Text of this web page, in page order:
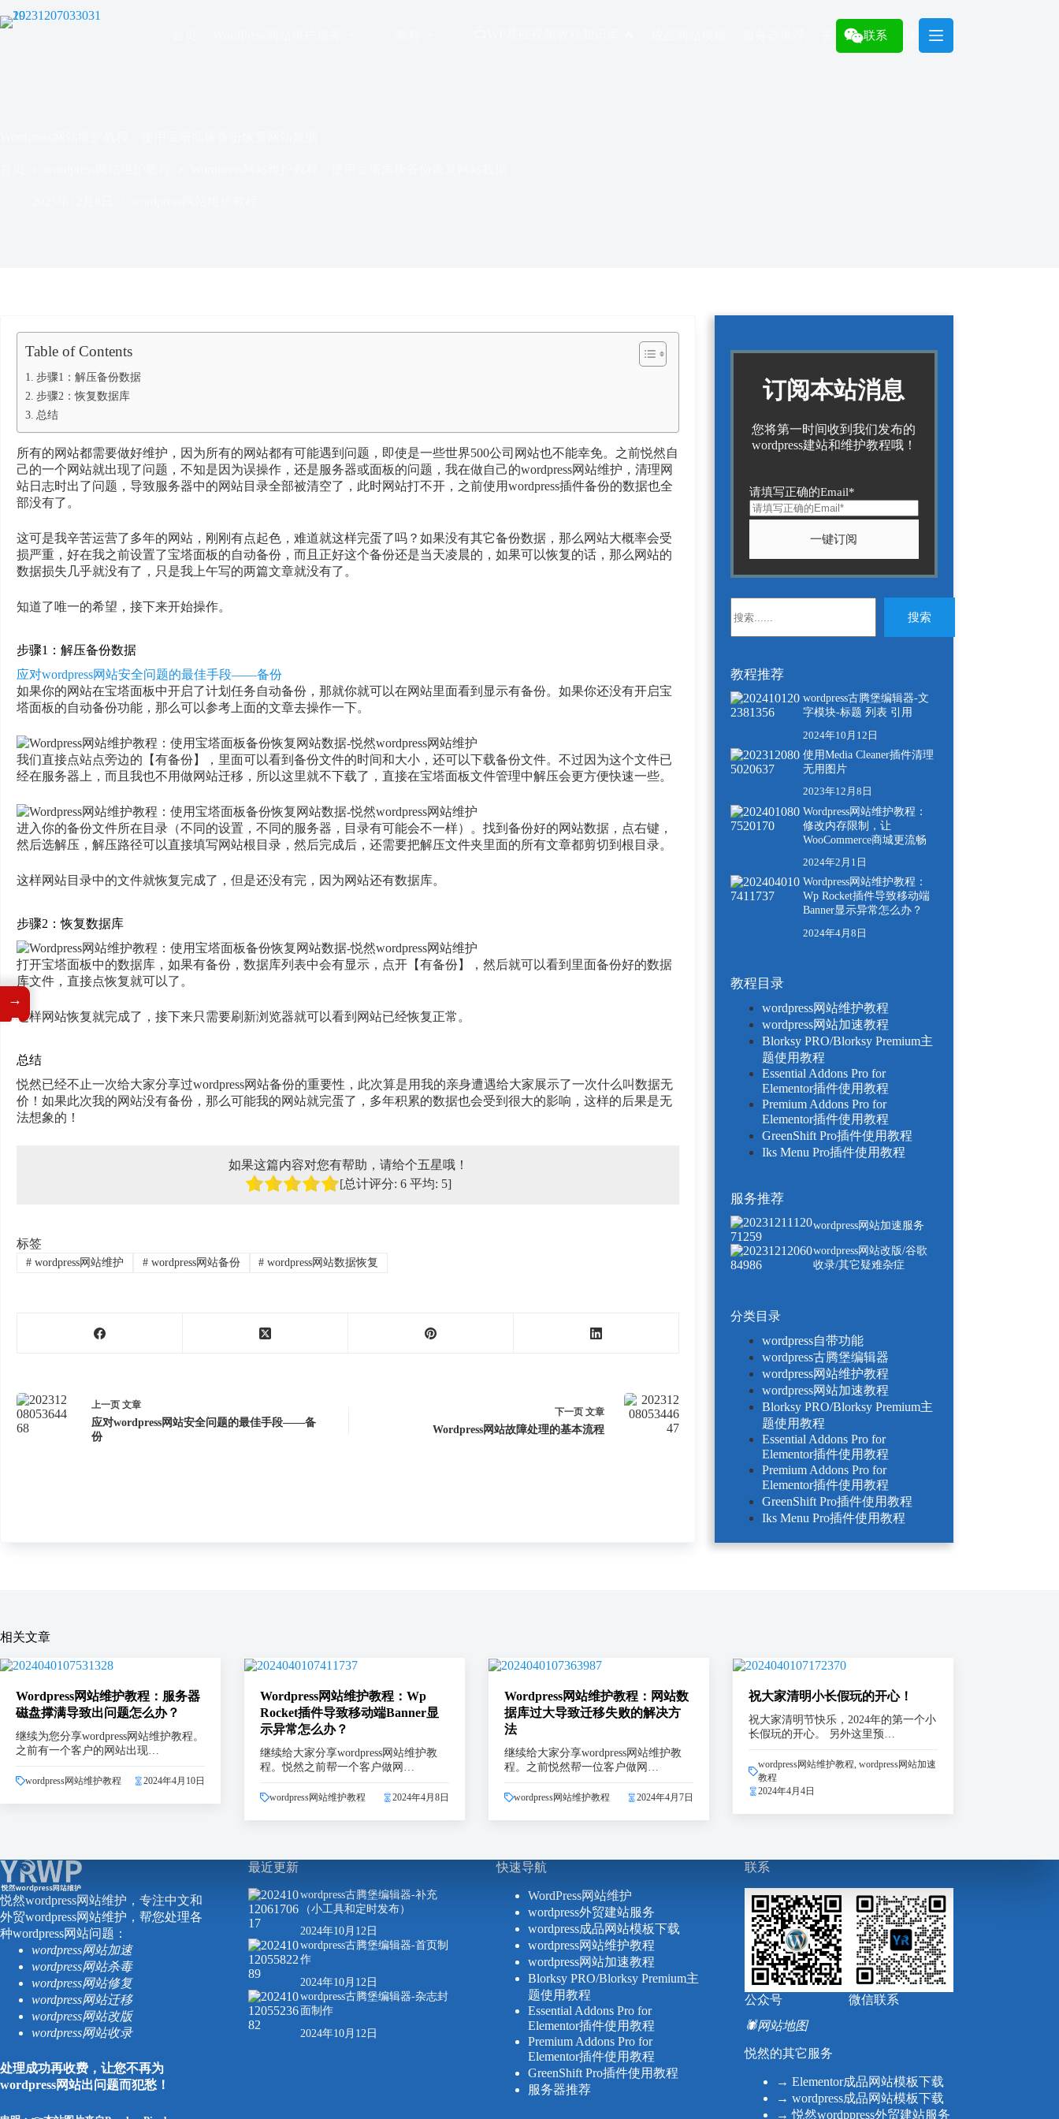
过
关于 建站课程
联系
Table of Contents
步骤1：解压备份数据
步骤2：恢复数据库
总结
所有的网站都需要做好维护，因为所有的网站都有可能遇到问题，即使是一些世界500公司网站也不能幸免。之前悦然自
己的一个网站就出现了问题，不知是因为误操作，还是服务器或面板的问题，我在做自己的wordpress网站维护，清理网
站日志时出了问题，导致服务器中的网站目录全部被清空了，此时网站打不开，之前使用wordpress插件备份的数据也全
部没有了。
这可是我辛苦运营了多年的网站，刚刚有点起色，难道就这样完蛋了吗？如果没有其它备份数据，那么网站大概率会受
损严重，好在我之前设置了宝塔面板的自动备份，而且正好这个备份还是当天凌晨的，如果可以恢复的话，那么网站的
数据损失几乎就没有了，只是我上午写的两篇文章就没有了。
知道了唯一的希望，接下来开始操作。
步骤1：解压备份数据
应对wordpress网站安全问题的最佳手段——备份
如果你的网站在宝塔面板中开启了计划任务自动备份，那就你就可以在网站里面看到显示有备份。如果你还没有开启宝
塔面板的自动备份功能，那么可以参考上面的文章去操作一下。
我们直接点站点旁边的【有备份】，里面可以看到备份文件的时间和大小，还可以下载备份文件。不过因为这个文件已
经在服务器上，而且我也不用做网站迁移，所以这里就不下载了，直接在宝塔面板文件管理中解压会更方便快速一些。
进入你的备份文件所在目录（不同的设置，不同的服务器，目录有可能会不一样）。找到备份好的网站数据，点右键，
然后选解压，解压路径可以直接填写网站根目录，然后完成后，还需要把解压文件夹里面的所有文章都剪切到根目录。
这样网站目录中的文件就恢复完成了，但是还没有完，因为网站还有数据库。
步骤2：恢复数据库
打开宝塔面板中的数据库，如果有备份，数据库列表中会有显示，点开【有备份】，然后就可以看到里面备份好的数据
库文件，直接点恢复就可以了。
这样网站恢复就完成了，接下来只需要刷新浏览器就可以看到网站已经恢复正常。
总结
悦然已经不止一次给大家分享过wordpress网站备份的重要性，此次算是用我的亲身遭遇给大家展示了一次什么叫数据无
价！如果此次我的网站没有备份，那么可能我的网站就完蛋了，多年积累的数据也会受到很大的影响，这样的后果是无
法想象的！
如果这篇内容对您有帮助，请给个五星哦！
[总计评分: 6平均: 5]
标签
#wordpress网站维护 #wordpress网站备份 # wordpress网站数据恢复
上一页 文章
应对wordpress网站安全问题的最佳手段——备
份
下一页 文章
Wordpress网站故障处理的基本流程
订阅本站消息
您将第一时间收到我们发布的
wordpress建站和维护教程哦！
请填写正确的Email*
搜索
结
果
教程推荐
wordpress古腾堡编辑器-文
字模块-标题 列表 引用
2024年10月12日
使用Media Cleaner插件清理
无用图片
2023年12月8日
Wordpress网站维护教程：
修改内存限制，让
WooCommerce商城更流畅
2024年2月1日
Wordpress网站维护教程：
Wp Rocket插件导致移动端
Banner显示异常怎么办？
2024年4月8日
教程目录
wordpress网站维护教程
wordpress网站加速教程
Blorksy PRO/Blorksy Premium主
题使用教程
Essential Addons Pro for
Elementor插件使用教程
Premium Addons Pro for
Elementor插件使用教程
GreenShift Pro插件使用教程
Iks Menu Pro插件使用教程
服务推荐
wordpress网站加速服务
wordpress网站改版/谷歌
收录/其它疑难杂症
分类目录
wordpress自带功能
wordpress古腾堡编辑器
wordpress网站维护教程
wordpress网站加速教程
Blorksy PRO/Blorksy Premium主
题使用教程
Essential Addons Pro for
Elementor插件使用教程
Premium Addons Pro for
Elementor插件使用教程
GreenShift Pro插件使用教程
Iks Menu Pro插件使用教程
相关文章
Wordpress网站维护教程：服务器
磁盘撑满导致出问题怎么办？
继续为您分享wordpress网站维护教程。
之前有一个客户的网站出现…
wordpress网站维护教程 2024年4月10日
Wordpress网站维护教程：Wp
Rocket插件导致移动端Banner显
示异常怎么办？
继续给大家分享wordpress网站维护教
程。悦然之前帮一个客户做网…
wordpress网站维护教程 2024年4月8日
Wordpress网站维护教程：网站数
据库过大导致迁移失败的解决方
法
继续给大家分享wordpress网站维护教
程。之前悦然帮一位客户做网…
wordpress网站维护教程 2024年4月7日
祝大家清明小长假玩的开心！
祝大家清明节快乐，2024年的第一个小
长假玩的开心。 另外这里预…
wordpress网站维护教程, wordpress网站加速
教程
2024年4月4日
悦然wordpress网站维护，专注中文和
外贸wordpress网站维护，帮您处理各
种wordpress网站问题：
wordpress网站加速
wordpress网站杀毒
wordpress网站修复
wordpress网站迁移
wordpress网站改版
wordpress网站收录
处理成功再收费，让您不再为
wordpress网站出问题而犯愁！
最近更新
wordpress古腾堡编辑器-补充
（小工具和定时发布）
2024年10月12日
wordpress古腾堡编辑器-首页制
作
2024年10月12日
wordpress古腾堡编辑器-杂志封
面制作
2024年10月12日
快速导航
WordPress网站维护
wordpress外贸建站服务
wordpress成品网站模板下载
wordpress网站维护教程
wordpress网站加速教程
Blorksy PRO/Blorksy Premium主
题使用教程
Essential Addons Pro for
Elementor插件使用教程
Premium Addons Pro for
Elementor插件使用教程
GreenShift Pro插件使用教程
服务器推荐
联系
公众号
微信联系
🕷网站地图
悦然的其它服务
→ Elementor成品网站模板下载
→ wordpress成品网站模板下载
→悦然wordppress外贸建站服务
→